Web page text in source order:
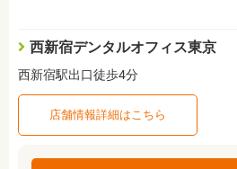
西新宿デンタルオフィス東京
西新宿駅出口徒歩4分
店舗情報詳細はこちら